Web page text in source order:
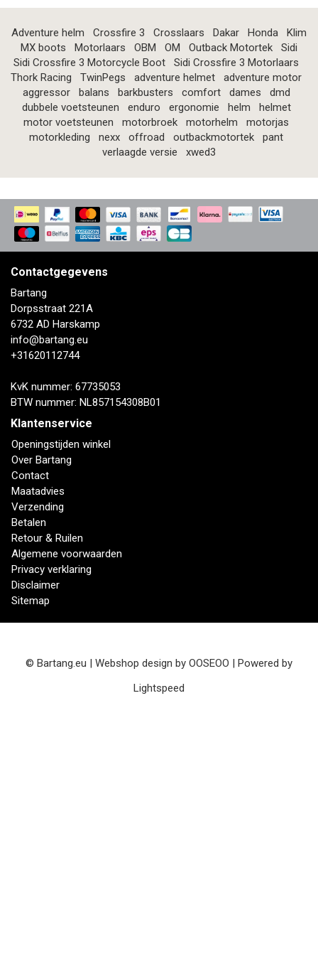
Adventure helm Crossfire 3 Crosslaars Dakar Honda
Klim
MX boots
Motorlaars OBM OM Outback Motortek
Sidi
Sidi Crossfire 3 Motorcycle Boot
Sidi Crossfire 3 Motorlaars
Thork Racing
TwinPegs adventure helmet
adventure motor
aggressor
balans barkbusters comfort dames
dmd
dubbele voetsteunen
enduro ergonomie helm
helmet
motor voetsteunen
motorbroek motorhelm
motorjas
motorkleding
nexx offroad outbackmotortek
pant
verlaagde versie
xwed3
Contactgegevens
Bartang
Dorpsstraat 221A
6732 AD Harskamp
info@bartang.eu
+31620112744
KvK nummer: 67735053
BTW nummer: NL857154308B01
Klantenservice
Openingstijden winkel
Over Bartang
Contact
Maatadvies
Verzending
Betalen
Retour & Ruilen
Algemene voorwaarden
Privacy verklaring
Disclaimer
Sitemap
© Bartang.eu | Webshop design by OOSEOO | Powered by
Lightspeed